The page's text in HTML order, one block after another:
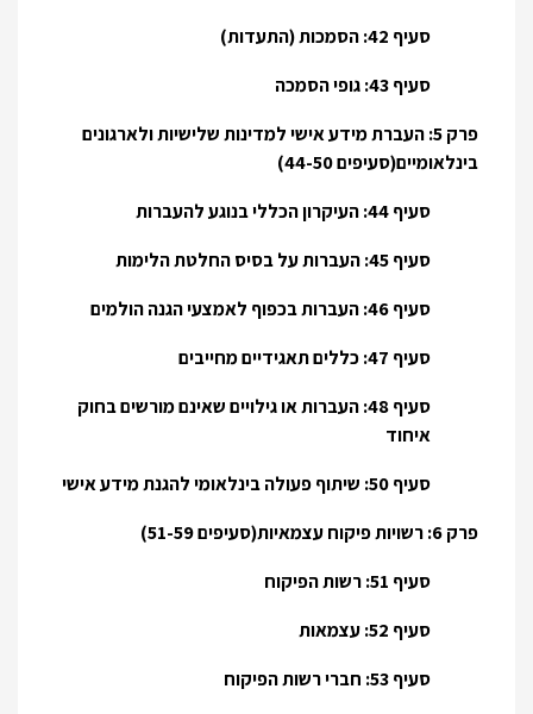
סעיף 42: הסמכות (התעדות)
סעיף 43: גופי הסמכה
פרק 5: העברת מידע אישי למדינות שלישיות ולארגונים
בינלאומיים(סעיפים 44-50)
סעיף 44: העיקרון הכללי בנוגע להעברות
סעיף 45: העברות על בסיס החלטת הלימות
סעיף 46: העברות בכפוף לאמצעי הגנה הולמים
סעיף 47: כללים תאגידיים מחייבים
סעיף 48: העברות או גילויים שאינם מורשים בחוק
איחוד
סעיף 50: שיתוף פעולה בינלאומי להגנת מידע אישי
פרק 6: רשויות פיקוח עצמאיות(סעיפים 51-59)
סעיף 51: רשות הפיקוח
סעיף 52: עצמאות
סעיף 53: חברי רשות הפיקוח